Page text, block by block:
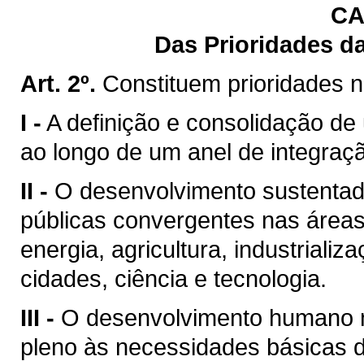
Das Prioridades
Art. 2º. Constituem prioridades
I - A definição e consolidação
ao longo de um anel de
II - O desenvolvimento
públicas convergentes nas
energia, agricultura,
cidades, ciência e tecnologia.
III - O desenvolvimento
pleno às necessidades básicas